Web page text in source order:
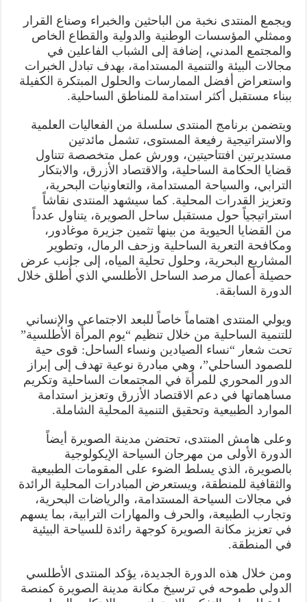
ويجمع المنتدى نخبة من الباحثين والخبراء وصناع القرار
وممثلي المؤسسات الوطنية والدولية والقطاع الخاص
والمجتمع المدني، إضافة إلى الشباب الفاعلين في
مجالات البيئة والتنمية المستدامة، بهدف تبادل الخبرات
واستعراض أفضل الممارسات والحلول المبتكرة الكفيلة
ببناء مستقبل أكثر استدامة للمناطق الساحلية.
ويتضمن برنامج المنتدى سلسلة من الفعاليات العلمية
والاستراتيجية رفيعة المستوى، تشمل مائدتين
مستديرتين افتتاحيتين، وورش عمل متخصصة تتناول
قضايا الحكامة الساحلية، والاقتصاد الأزرق، والابتكار
الترابي، والسياحة المستدامة، والتعاونيات البحرية،
وتعزيز القدرات المحلية. كما سيشهد المنتدى نقاشاً
استراتيجياً حول مستقبل ساحل الصويرة، يتناول عدداً
من القضايا الحيوية من بينها تثمين جزيرة موغادور،
ومكافحة التعرية الساحلية وزحف الرمال، وتطوير
المشاريع البحرية، وحلول تحلية المياه، إلى جانب عرض
حصيلة أعمال مرصد الساحل الأطلسي الذي أُطلق خلال
الدورة السابقة.
ويولي المنتدى اهتماماً خاصاً للبعد الاجتماعي والإنساني
للتنمية الساحلية من خلال تنظيم “يوم المرأة الأطلسية”
تحت شعار “نساء الصيادين ونساء الساحل: قوى حية
للصمود الساحلي”، وهي مبادرة نوعية تهدف إلى إبراز
الدور المحوري للمرأة في المجتمعات الساحلية وتكريم
مساهماتها في دعم الاقتصاد الأزرق وتعزيز استدامة
الموارد الطبيعية وتحقيق التنمية المحلية الشاملة.
وعلى هامش المنتدى، تحتضن مدينة الصويرة أيضاً
الدورة الأولى من مهرجان السياحة الإيكولوجية
بالصويرة، الذي يسلط الضوء على المقومات الطبيعية
والثقافية للمنطقة، ويستعرض المبادرات المحلية الرائدة
في مجالات السياحة المستدامة، والرياضات البحرية،
وتجارب الطبيعة، والحرف والمهارات الترابية، بما يسهم
في تعزيز مكانة الصويرة كوجهة رائدة للسياحة البيئية
في المنطقة.
ومن خلال هذه الدورة الجديدة، يؤكد المنتدى الأطلسي
الدولي طموحه في ترسيخ مكانة مدينة الصويرة كمنصة